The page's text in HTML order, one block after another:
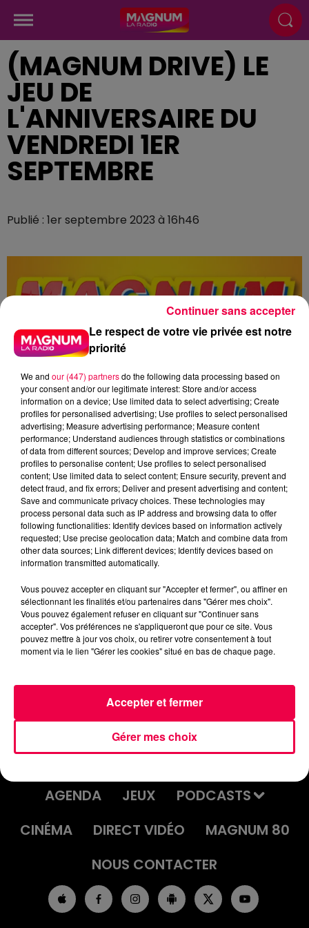
(MAGNUM DRIVE) LE
JEU DE
L'ANNIVERSAIRE DU
VENDREDI 1ER
SEPTEMBRE
Publié : 1er septembre 2023 à 16h46
Flash infos
podcasts/2023/09/20230901-le-jeu-de-
lanniversaire.mp3
AGENDA
JEUX
PODCASTS
CINÉMA
DIRECT VIDÉO
MAGNUM 80
NOUS CONTACTER
Le respect de votre vie privée est notre
priorité
We and our (447) partnersdo the following data processing based on
your consent and/or our legitimate interest: Store and/or access
information on a device; Use limited data to select advertising; Create
profiles for personalised advertising; Use profiles to select personalised
advertising; Measure advertising performance; Measure content
performance; Understand audiences through statistics or combinations
of data from different sources; Develop and improve services; Create
profiles to personalise content; Use profiles to select personalised
content; Use limited data to select content; Ensure security, prevent and
detect fraud, and fix errors; Deliver and present advertising and content;
Save and communicate privacy choices. These technologies may
process personal data such as IP address and browsing data to offer
following functionalities: Identify devices based on information actively
requested; Use precise geolocation data; Match and combine data from
other data sources; Link different devices; Identify devices based on
information transmitted automatically.
Vous pouvez accepter en cliquant sur "Accepter et fermer", ou affiner en
sélectionnant les finalités et/ou partenaires dans "Gérer mes choix".
Vous pouvez également refuser en cliquant sur "Continuer sans
accepter". Vos préférences ne s'appliqueront que pour ce site. Vous
pouvez mettre à jour vos choix, ou retirer votre consentement à tout
moment via le lien "Gérer les cookies" situé en bas de chaque page.
Gérer mes choix
Accepter et fermer
Continuer sans accepter